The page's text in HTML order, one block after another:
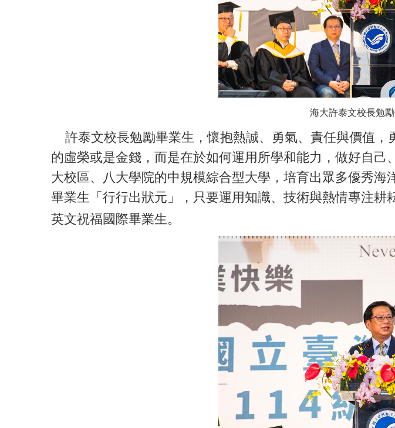
海大許泰文校長勉
許泰文校長勉勵畢業生，懷抱熱誠、勇氣、責任與價值，
的虛榮或是金錢，而是在於如何運用所學和能力，做好自
大校區、八大學院的中規模綜合型大學，培育出眾多優秀
畢業生「行行出狀元」，只要運用知識、技術與熱情專注
英文祝福國際畢業生。